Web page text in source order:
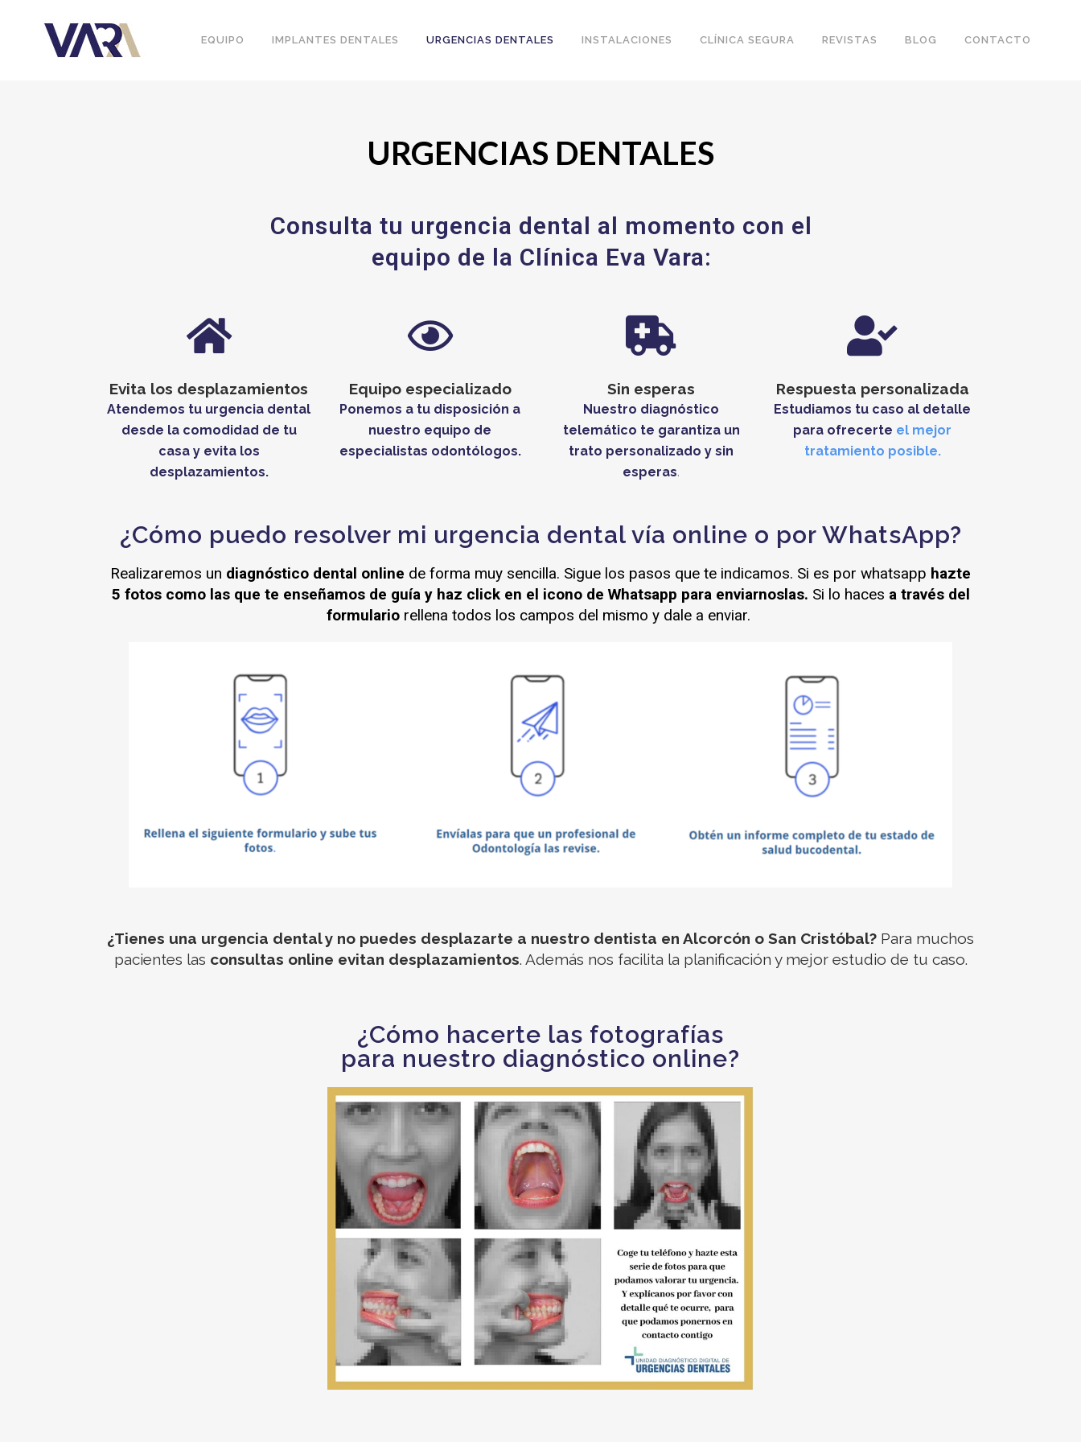
EQUIPO IMPLANTES DENTALES URGENCIAS DENTALES INSTALACIONES CLÍNICA SEGURA REVISTAS BLOG CONTACTO
URGENCIAS DENTALES
Consulta tu urgencia dental al momento con el
equipo de la Clínica Eva Vara:
Evita los desplazamientos
Atendemos tu urgencia dental
desde la comodidad de tu
casa y evita los
desplazamientos.
Equipo especializado
Ponemos a tu disposición a
nuestro equipo de
especialistas odontólogos.
Sin esperas
Nuestro diagnóstico
telemático te garantiza un
trato personalizado y sin
esperas.
Respuesta personalizada
Estudiamos tu caso al detalle
para ofrecerte el mejor
tratamiento posible.
¿Cómo puedo resolver mi urgencia dental vía online o por WhatsApp?
Realizaremos un diagnóstico dental online de forma muy sencilla. Sigue los pasos que te indicamos. Si es por whatsapp hazte
5 fotos como las que te enseñamos de guía y haz click en el icono de Whatsapp para enviarnoslas. Si lo haces a través del
formulario rellena todos los campos del mismo y dale a enviar.
¿Tienes una urgencia dental y no puedes desplazarte a nuestro dentista en Alcorcón o San Cristóbal? Para muchos
pacientes las consultas online evitan desplazamientos. Además nos facilita la planificación y mejor estudio de tu caso.
¿Cómo hacerte las fotografías
para nuestro diagnóstico online?